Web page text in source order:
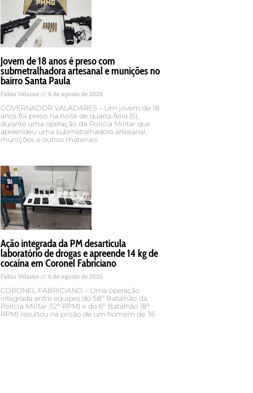
Jovem de 18 anos é preso com
submetralhadora artesanal e munições no
bairro Santa Paula
Fabio Velame 6 de agosto de 2026
GOVERNADOR VALADARES – Um jovem de 18
anos foi preso na noite de quarta-feira (5),
durante uma operação da Polícia Militar que
apreendeu uma submetralhadora artesanal,
munições e outros materiais
Ação integrada da PM desarticula
laboratório de drogas e apreende 14 kg de
cocaína em Coronel Fabriciano
Fabio Velame 6 de agosto de 2026
CORONEL FABRICIANO – Uma operação
integrada entre equipes do 58º Batalhão da
Polícia Militar (12ª RPM) e do 6º Batalhão (8ª
RPM) resultou na prisão de um homem de 36